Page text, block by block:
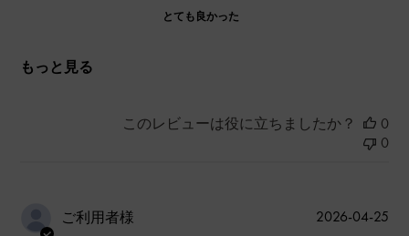
とても良かった
もっと見る
このレビューは役に立ちましたか？
0
0
ご利用者様
公
2026-04-25